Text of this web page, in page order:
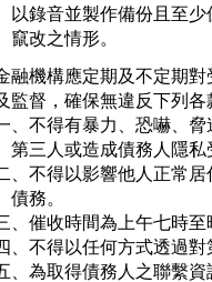
以錄音並製作備份且至
竄改之情形。
融機構應定期及不定期
監督，確保無違反下列各
、不得有暴力、恐嚇、
第三人或造成債務人隱
、不得以影響他人正常
債務。
、催收時間為上午七時
、不得以任何方式透過
、為取得債務人之聯繫